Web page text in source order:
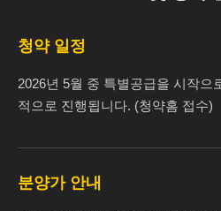
청약 일정
2026년 5월 중 특별공급을 시작으
적으로 진행됩니다. (청약홈 접수)
분양가 안내